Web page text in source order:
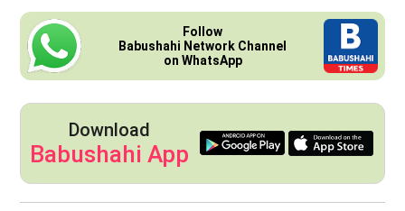
Follow
Babushahi Network Channel
on WhatsApp
Download
Babushahi App